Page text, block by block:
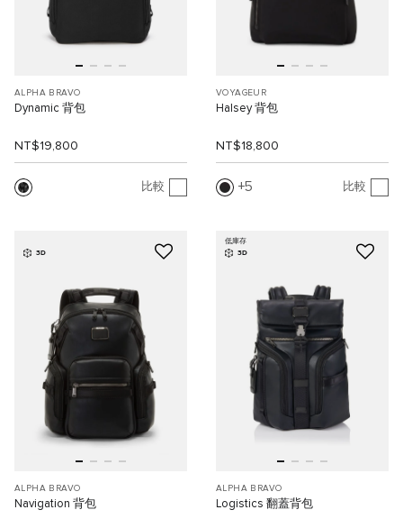
ALPHA BRAVO
Dynamic 背包
NT$19,800
比較
VOYAGEUR
Halsey 背包
NT$18,800
5 比較
3D
ALPHA BRAVO
Navigation 背包
低庫存
3D
ALPHA BRAVO
Logistics 翻蓋背包